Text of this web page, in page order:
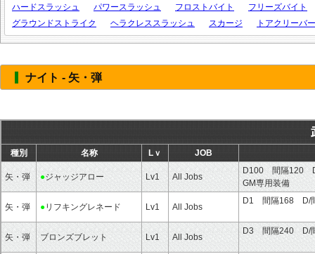
ハードスラッシュ
パワースラッシュ フロストバイト
フリーズバイト
グラウンドストライク
ヘラクレススラッシュ スカージ トアクリーバー
ナイト - 矢・弾
種別 名称 Lｖ JOB
矢・弾 ●ジャッジアロー Lv1 All Jobs
D100 間隔120
GM専用装備
矢・弾 ●リフキングレネード Lv1 All Jobs
D1 間隔168 D/
矢・弾 ブロンズブレット Lv1 All Jobs
D3 間隔240